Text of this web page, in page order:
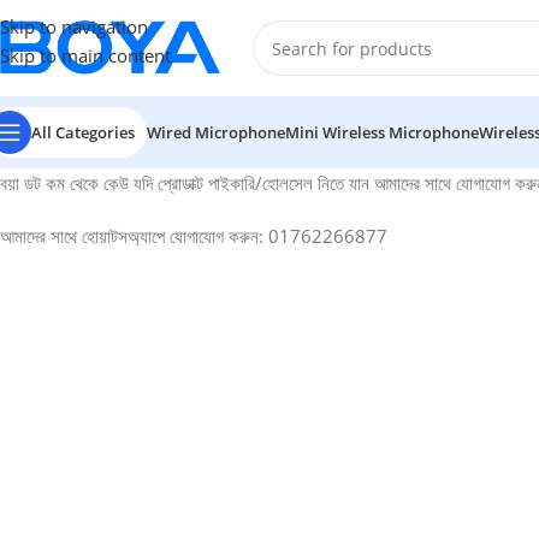
Skip to navigation
Skip to main content
All Categories Wired MicrophoneMini Wireless Microphone
বয়া ডট কম থেকে কেউ যদি প্রোডাক্ট পাইকারি/হোলসেল নিতে যান আমাদের সাথে যোগাযোগ
আমাদের সাথে হোয়াটসঅ্যাপে যোগাযোগ করুন: 01762266877